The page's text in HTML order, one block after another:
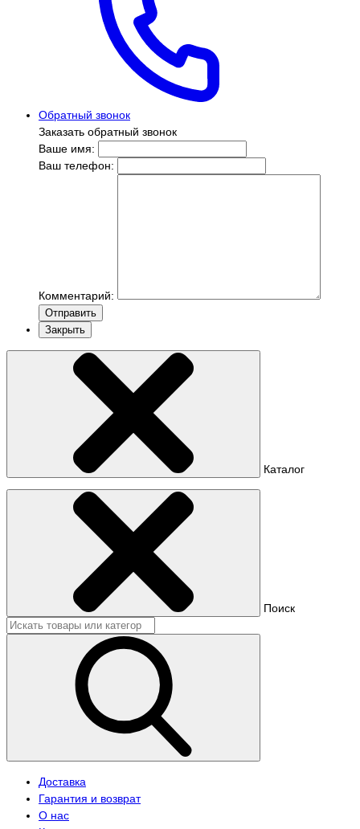
Обратный звонок
Заказать обратный звонок
Ваше имя:
Ваш телефон:
Комментарий:
Отправить
Закрыть
Каталог
Поиск
Доставка
Гарантия и возврат
О нас